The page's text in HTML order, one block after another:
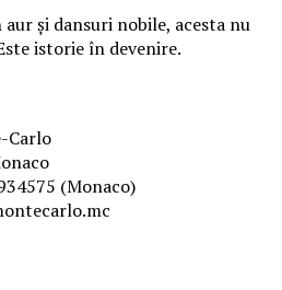
și dansuri nobile, acesta nu
istorie în devenire.
Carlo
(Monaco)